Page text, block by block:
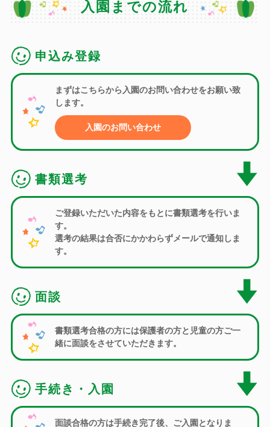
入園までの流れ
申込み登録
まずはこちらから入園のお問い合わせをお願い致
します。
入園のお問い合わせ
書類選考
ご登録いただいた内容をもとに書類選考を行いま
す。
選考の結果は合否にかかわらずメールで通知しま
す。
面談
書類選考合格の方には保護者の方と児童の方ご一
緒に面談をさせていただきます。
手続き・入園
面談合格の方は手続き完了後、ご入園となりま